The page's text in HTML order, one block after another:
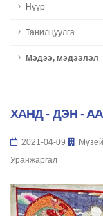
Нүүр
Танилцуулга
Мэдээ, мэдээлэл
ХАНД - ДЭН - АА
2021-04-09
Уранжаргал